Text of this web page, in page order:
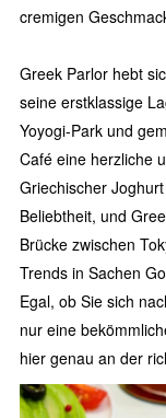
cremigen
Greek Parlor hebt
seine erstklassige
Yoyogi-Park und
Café eine herzliche
Griechischer
Beliebtheit, und
Brücke zwischen
Trends in Sachen
Egal, ob Sie sich
nur eine
hier genau an der